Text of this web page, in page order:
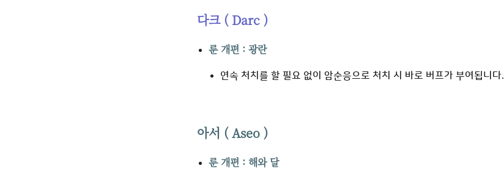
다크 ( Darc )
룬 개편 : 광란
연속 처치를 할 필요 없이 암순응으로 처치 시 바로 버프가 부여됩니다.
아서 ( Aseo )
룬 개편 : 해와 달